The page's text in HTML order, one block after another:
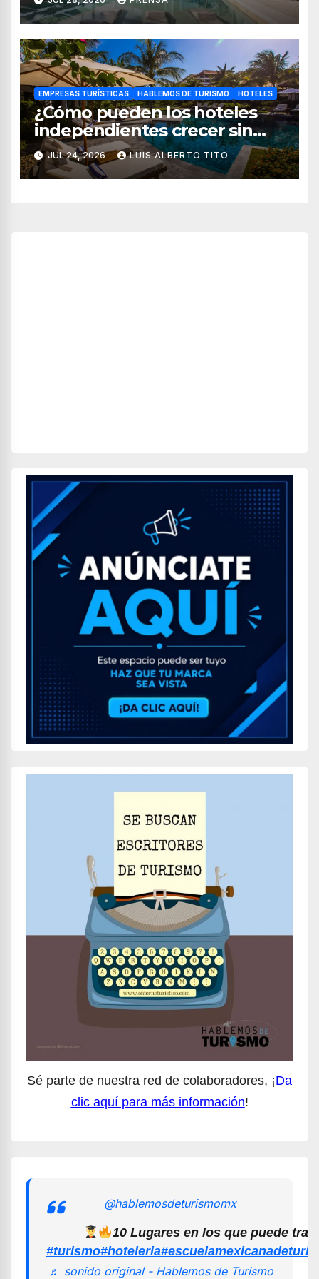
hospedaje
EMPRESAS TURÍSTICAS HABLEMOS DE TURISMO HOTELES
¿Cómo pueden los hoteles
independientes crecer sin
perder su esencia?
JUL 24, 2026 LUIS ALBERTO TITO
Sé parte de nuestra red de colaboradores, ¡Da
clic aquí para más información!
@hablemosdeturismomx
10 Lugares en los que puede
#turismo#hoteleria
♬ sonido original - Hablemos de Turismo